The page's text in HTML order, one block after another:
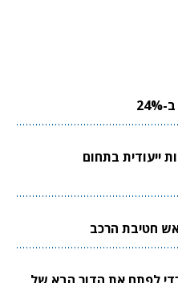
ייעודית בתחום
חטיבת הרכב